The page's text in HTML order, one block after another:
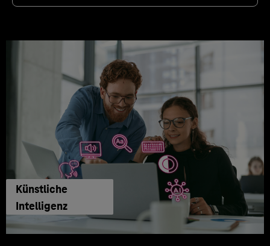
Künstliche
Intelligenz